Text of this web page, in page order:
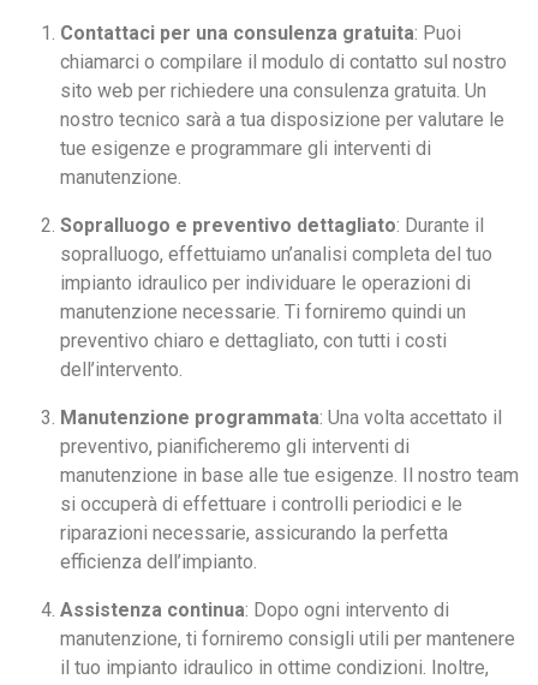
Contattaci per una consulenza gratuita: Puoi
chiamarci o compilare il modulo di contatto sul nostro
sito web per richiedere una consulenza gratuita. Un
nostro tecnico sarà a tua disposizione per valutare le
tue esigenze e programmare gli interventi di
manutenzione.
Sopralluogo e preventivo dettagliato: Durante il
sopralluogo, effettuiamo un’analisi completa del tuo
impianto idraulico per individuare le operazioni di
manutenzione necessarie. Ti forniremo quindi un
preventivo chiaro e dettagliato, con tutti i costi
dell’intervento.
Manutenzione programmata: Una volta accettato il
preventivo, pianificheremo gli interventi di
manutenzione in base alle tue esigenze. Il nostro team
si occuperà di effettuare i controlli periodici e le
riparazioni necessarie, assicurando la perfetta
efficienza dell’impianto.
Assistenza continua: Dopo ogni intervento di
manutenzione, ti forniremo consigli utili per mantenere
il tuo impianto idraulico in ottime condizioni. Inoltre,